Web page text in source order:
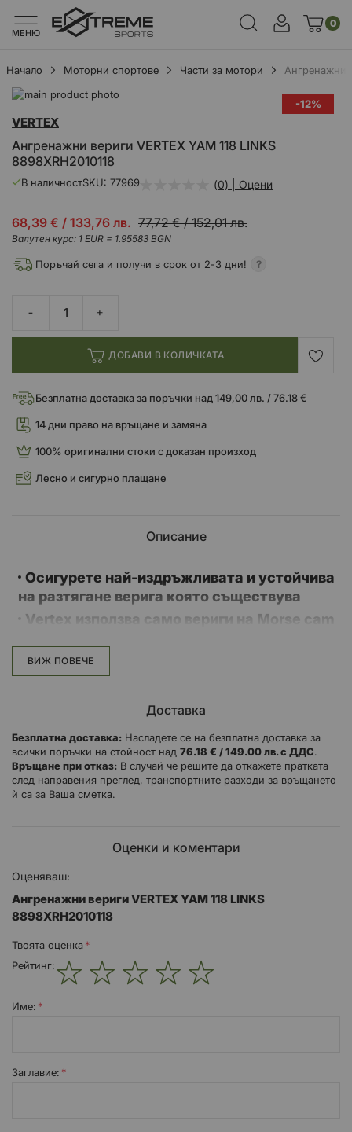
МЕНЮ
0
Начало Моторни спортове Части за мотори Ангренажни
-12%
Преминете
края
галерията
на
изображенията
към
на
галерия
със
Ангренажни вериги VERTEX YAM 118 LINKS
8898XRH2010118
VERTEX
В наличностSKU 77969 (0) | Оцени
Промо
цена
68,39 € / 133,76 лв. 77,72 €/152,01 лв.
Валутен курс: 1 EUR = 1.95583 BGN
Поръчай сега и получи в срок от 2-3 дни!
ДОБАВИ В КОЛИЧКАТА
Безплатна доставка за поръчки над 149,00 лв. / 76.18 €
14 дни право на връщане и замяна
100% оригинални стоки с доказан произход
Лесно и сигурно плащане
Описание
Осигурете най-издръжливата и устойчива
на разтягане верига която съществува
Vertex използва само вериги на Morse cam
двигатели
ВИЖ ПОВЕЧЕ
Доставка
Безплатна доставка: Насладете се на безплатна доставка за
всички поръчки на стойност над 76.18 € / 149.00 лв. с ДДС.
Връщане при отказ: В случай че решите да откажете пратката
след направения преглед, транспортните разходи за връщането
ѝ са за Ваша сметка.
Оценки и коментари
Оценяваш:
Ангренажни вериги VERTEX YAM 118 LINKS
8898XRH2010118
Твоята оценка
Рейтинг:
Име:
Заглавиe: